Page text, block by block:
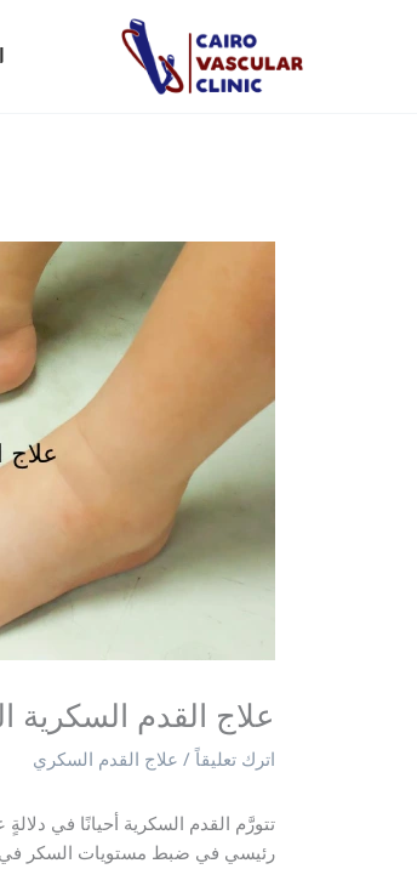
علاج القدم السكرية
اترك تعليقاً / علاج القدم السكري
تتورَّم القدم السكرية أحيانًا في
رئيسي في ضبط مستويات السكر في